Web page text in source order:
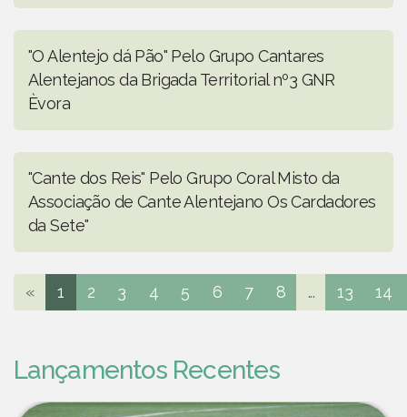
"O Alentejo dá Pão" Pelo Grupo Cantares
Alentejanos da Brigada Territorial nº3 GNR
Èvora
"Cante dos Reis" Pelo Grupo Coral Misto da
Associação de Cante Alentejano Os Cardadores
da Sete"
« 1 2 3 4 5 6 7 8 ... 13 14
Lançamentos Recentes